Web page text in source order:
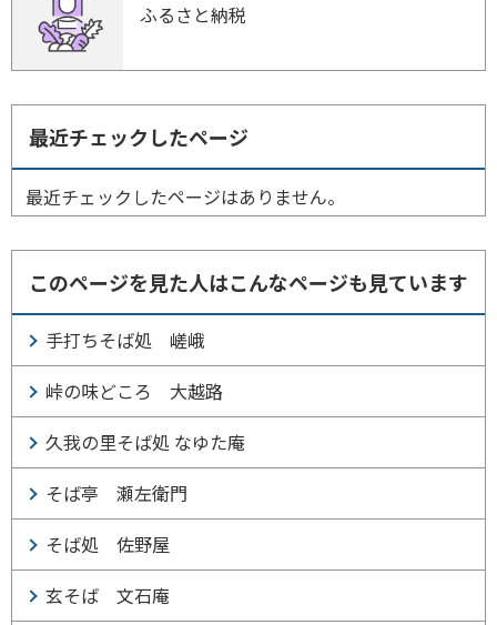
ふるさと納税
最近チェックしたページ
最近チェックしたページはありません。
このページを見た人はこんなページも見ています
手打ちそば処 嵯峨
峠の味どころ 大越路
久我の里そば処 なゆた庵
そば亭 瀬左衛門
そば処 佐野屋
玄そば 文石庵